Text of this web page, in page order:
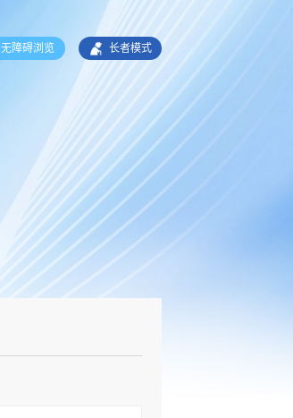
无障碍浏览 长者模式